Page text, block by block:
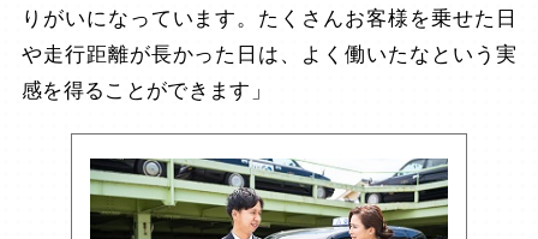
りがいになっています。たくさんお客様を乗せた日
や走行距離が長かった日は、よく働いたなという実
感を得ることができます」